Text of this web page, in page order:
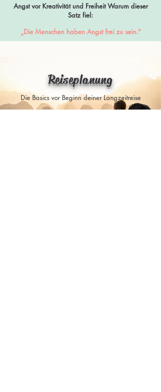
Angst vor Kreativität und Freiheit Warum dieser
Satz fiel:
„Die Menschen haben Angst frei zu sein.“
Reiseplanung
Die Basics vor Beginn deiner Langzeitreise